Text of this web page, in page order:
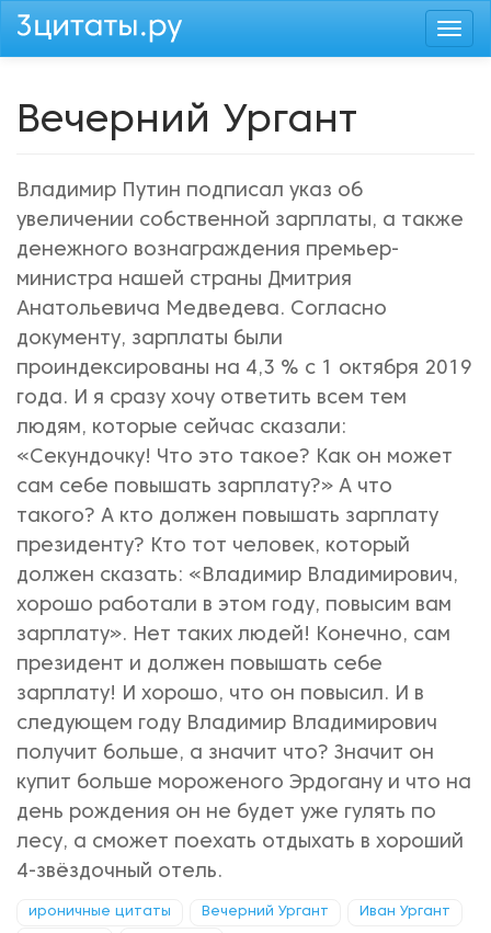
Перейти
Вечерний Ургант
Владимир Путин подписал указ об
увеличении собственной зарплаты, а также
денежного вознаграждения премьер-
министра нашей страны Дмитрия
Анатольевича Медведева. Согласно
документу, зарплаты были
проиндексированы на 4,3 % с 1 октября 2019
года. И я сразу хочу ответить всем тем
людям, которые сейчас сказали:
«Секундочку! Что это такое? Как он может
сам себе повышать зарплату?» А что
такого? А кто должен повышать зарплату
президенту? Кто тот человек, который
должен сказать: «Владимир Владимирович,
хорошо работали в этом году, повысим вам
зарплату». Нет таких людей! Конечно, сам
президент и должен повышать себе
зарплату! И хорошо, что он повысил. И в
следующем году Владимир Владимирович
получит больше, а значит что? Значит он
купит больше мороженого Эрдогану и что на
день рождения он не будет уже гулять по
лесу, а сможет поехать отдыхать в хороший
4-звёздочный отель.
ироничные цитаты Вечерний Ургант Иван Ургант